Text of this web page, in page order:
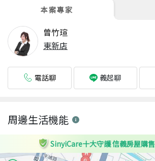
本案專家
曾竹瑄
東新店
電話聊 義起聊
周邊生活機能
SinyiCare十大守護 信義房屋購